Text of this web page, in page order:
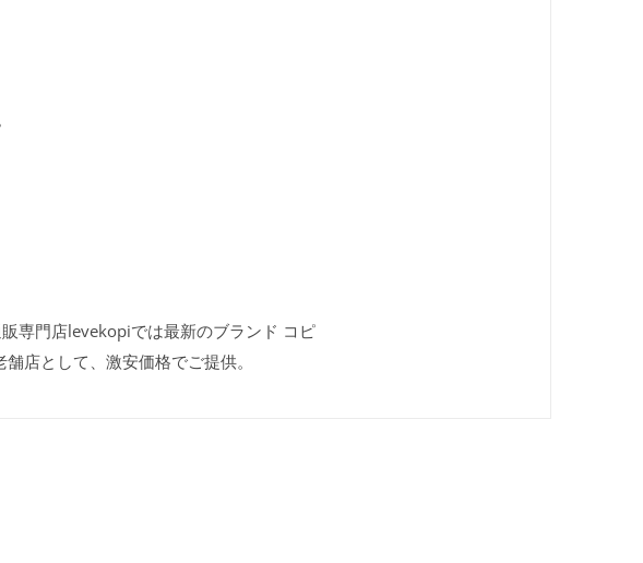
専門店levekopiでは最新のブランド コピ
店として、激安価格でご提供。